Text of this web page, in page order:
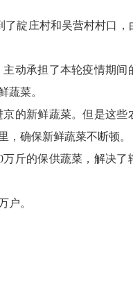
靛庄村和吴营村村口，
动承担了本轮疫情期间
蔬菜。
的新鲜蔬菜。但是这些
确保新鲜蔬菜不断顿。
斤的保供蔬菜，解决了
户。